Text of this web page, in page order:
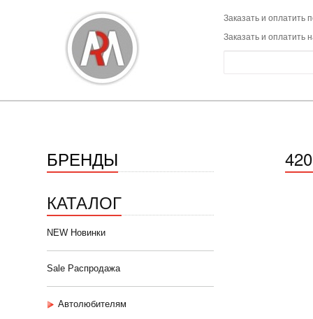
Заказать и оплатить
Заказать и оплатить
БРЕНДЫ
КАТАЛОГ
NEW Новинки
Sale Распродажа
Автолюбителям